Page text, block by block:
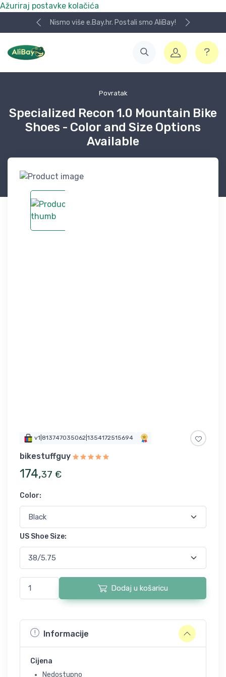
Ažuriraj postavke kolačića
Nismo više e.Bay.hr. Postali smo AliBay!
Povratak
Specialized Recon 1.0 Mountain Bike
Shoes - Color and Size Options
Available
v1|813747035062|1354172515694
bikestuffguy
174,37 €
Color:
US Shoe Size:
Dodaj u košaricu
Informacije
Cijena
Nedostupno